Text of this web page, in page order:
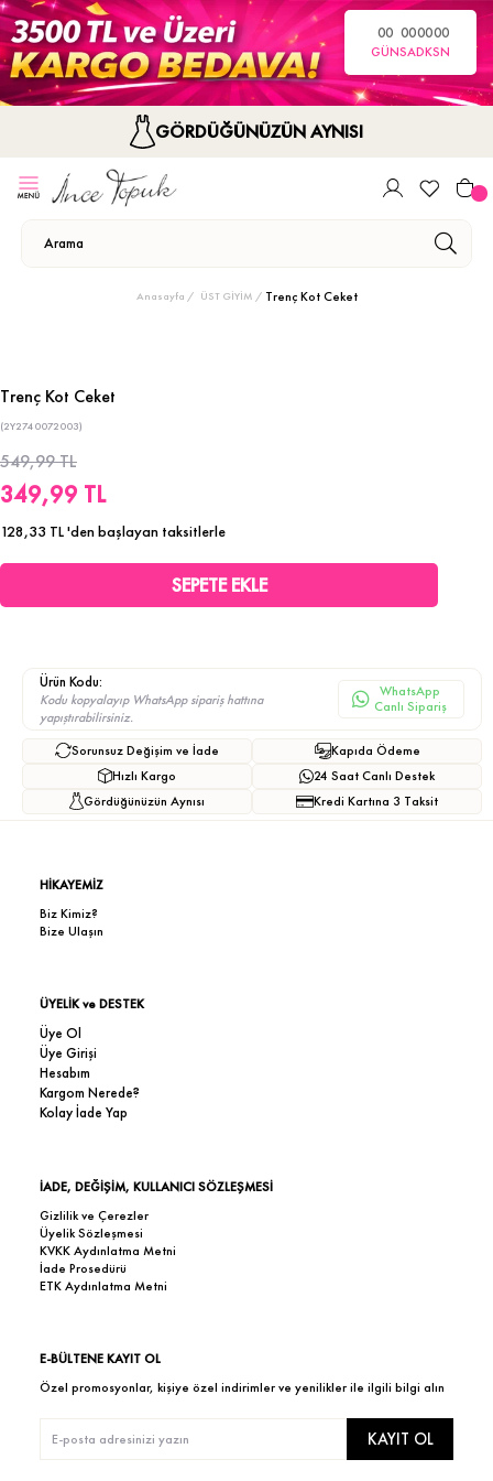
00
GÜN
00
SA
00
DK
00
SN
GÖRDÜĞÜNÜZÜN AYNISI
Anasayfa ÜST GİYİM Trenç Kot Ceket
Trenç Kot Ceket
(2Y2740072003)
549,99 TL
349,99 TL
128,33 TL'den başlayan taksitlerle
Ürün Kodu:
Kodu kopyalayıp WhatsApp sipariş hattına
yapıştırabilirsiniz.
WhatsApp
Canlı Sipariş
Sorunsuz Değişim ve İade
Hızlı Kargo
Gördüğünüzün Aynısı
Kapıda Ödeme
24 Saat Canlı Destek
Kredi Kartına 3 Taksit
HİKAYEMİZ
Biz Kimiz?
Bize Ulaşın
ÜYELİK ve DESTEK
Üye Ol
Üye Girişi
Hesabım
Kargom Nerede?
Kolay İade Yap
İADE, DEĞİŞİM, KULLANICI SÖZLEŞMESİ
Gizlilik ve Çerezler
Üyelik Sözleşmesi
KVKK Aydınlatma Metni
İade Prosedürü
ETK Aydınlatma Metni
E-BÜLTENE KAYIT OL
Özel promosyonlar, kişiye özel indirimler ve yenilikler ile ilgili bilgi alın
KAYIT OL